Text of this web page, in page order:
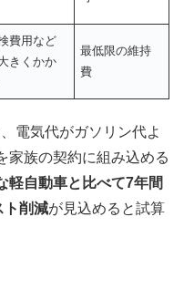
費用など
きくかか
最低限の維持
費
電気代がガソリン代よ
家族の契約に組み込める
軽自動車と比べて7年間
ト削減が見込めると試算